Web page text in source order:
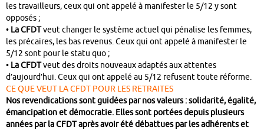
les travailleurs, ceux qui ont appelé à manifester le 5/12 y sont
opposés ;
• La CFDTveut changer le système actuel qui pénalise les femmes,
les précaires, les bas revenus. Ceux qui ont appelé à manifester le
5/12 sont pour le statu quo ;
• La CFDTveut des droits nouveaux adaptés aux attentes
d’aujourd’hui. Ceux qui ont appelé au 5/12 refusent toute réforme.
CE QUE VEUT LA CFDT POUR LES RETRAITES
Nos revendications sont guidées par nos valeurs : solidarité, égalité,
émancipation et démocratie. Elles sont portées depuis plusieurs
années par la CFDT après avoir été débattues par les adhérents et